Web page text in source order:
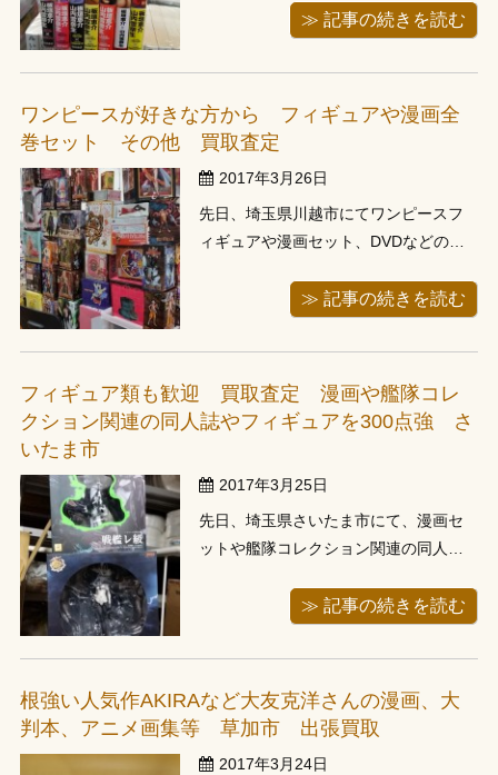
今日作りました 7巻セットと短めですが
ました。 個人的にはスーツ以外の私
服？姿が結構あったのが楽しかったす
ね
≫ 記事の続きを読む
ワンピースが好きな方から フィギュアや漫画全
巻セット その他 買取査定
2017年3月26日
先日、埼玉県川越市にてワンピースフ
ィギュアや漫画セット、DVDなどの出
電話でご連絡頂き、週末にお伺いさせ
お引っ越しでの蔵書整理のご依頼を多
数頂いていており、ご予約の関係で平
日の夕方に伺えず週末にお伺いさせて
頂き...
≫ 記事の続きを読む
フィギュア類も歓迎 買取査定 漫画や艦隊コレ
クション関連の同人誌やフィギュアを300点強 さ
いたま市
2017年3月25日
先日、埼玉県さいたま市にて、漫画セ
ットや艦隊コレクション関連の同人誌
た。前日にお電話頂き翌日にお伺いさ
沼区はよく出張買取りにお伺いさせて
頂く立地となっておりますが、この地
域は駐車場がない場所が多く、今回も
お客様がお...
≫ 記事の続きを読む
根強い人気作AKIRAなど大友克洋さんの漫画、大
判本、アニメ画集等 草加市 出張買取
2017年3月24日